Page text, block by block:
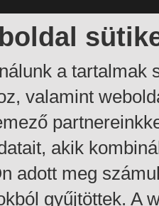
a tartalmak
valamint
akik
adott meg
gyűjtöttek. A